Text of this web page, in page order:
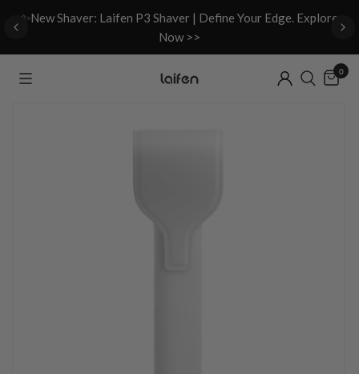
✨New Shaver: Laifen P3 Shaver | Define Your Edge. Explore
Now >>
0